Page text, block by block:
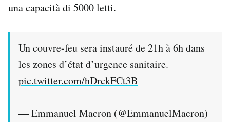
una capacità di 5000 letti.
Un couvre-feu sera instauré de 21h à 6h dans
les zones d’état d’urgence sanitaire.
pic.twitter.com/hDrckFCt3B
— Emmanuel Macron (@EmmanuelMacron)